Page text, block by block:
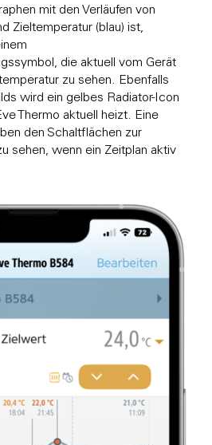
mit den Verläufen von
Zieltemperatur (blau) ist,
die aktuell vom Gerät
zu sehen. Ebenfalls
wird ein gelbes Radiator-Icon
Thermo aktuell heizt. Eine
den Schaltflächen zur
sehen, wenn ein Zeitplan aktiv